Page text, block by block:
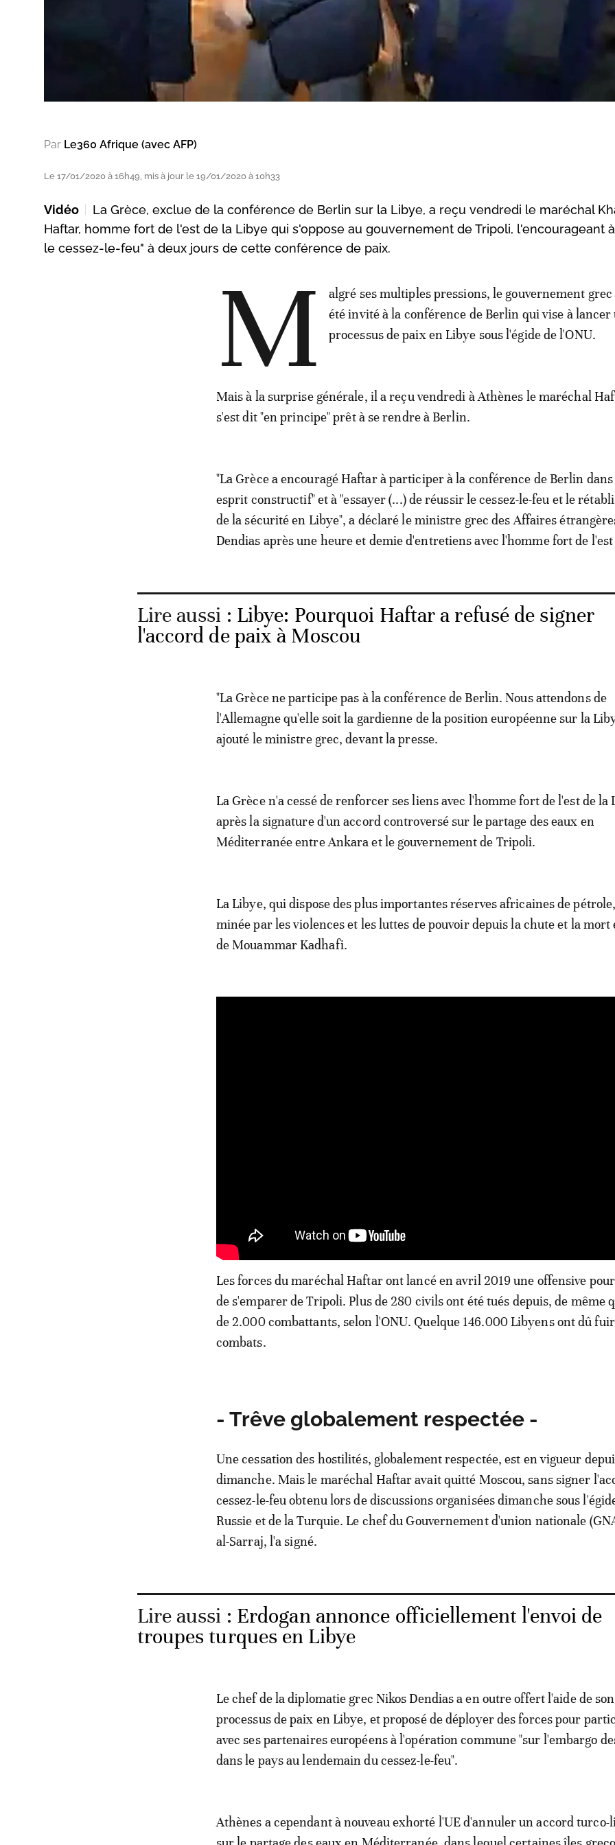
Par Le360 Afrique (avec AFP)
Le 17/01/2020 à 16h49, mis à jour le 19/01/2020 à 10h33
Vidéo
La Grèce, exclue de la conférence de Berlin sur la Libye, a reçu vendredi le maréchal
Haftar, homme fort de l'est de la Libye qui s'oppose au gouvernement de Tripoli, l'encourageant
le cessez-le-feu" à deux jours de cette conférence de paix.
M
algré ses multiples pressions, le gouvernement grec
été invité à la conférence de Berlin qui vise à lancer
processus de paix en Libye sous l'égide de l'ONU.
Mais à la surprise générale, il a reçu vendredi à Athènes le maréchal
s'est dit "en principe" prêt à se rendre à Berlin.
"La Grèce a encouragé Haftar à participer à la conférence de Berlin
esprit constructif" et à "essayer (...) de réussir le cessez-le-feu et le
de la sécurité en Libye", a déclaré le ministre grec des Affaires
Dendias après une heure et demie d'entretiens avec l'homme fort de
Lire aussi : Libye: Pourquoi Haftar a refusé de signer
l'accord de paix à Moscou
"La Grèce ne participe pas à la conférence de Berlin. Nous attendons de
l'Allemagne qu'elle soit la gardienne de la position européenne sur la
ajouté le ministre grec, devant la presse.
La Grèce n'a cessé de renforcer ses liens avec l'homme fort de l'est de la
après la signature d'un accord controversé sur le partage des eaux en
Méditerranée entre Ankara et le gouvernement de Tripoli.
La Libye, qui dispose des plus importantes réserves africaines de
minée par les violences et les luttes de pouvoir depuis la chute et la mort
de Mouammar Kadhafi.
Les forces du maréchal Haftar ont lancé en avril 2019 une offensive
de s'emparer de Tripoli. Plus de 280 civils ont été tués depuis, de même
de 2.000 combattants, selon l'ONU. Quelque 146.000 Libyens ont dû
combats.
- Trêve globalement respectée -
Une cessation des hostilités, globalement respectée, est en vigueur
dimanche. Mais le maréchal Haftar avait quitté Moscou, sans signer
cessez-le-feu obtenu lors de discussions organisées dimanche sous
Russie et de la Turquie. Le chef du Gouvernement d'union nationale
al-Sarraj, l'a signé.
Lire aussi : Erdogan annonce officiellement l'envoi de
troupes turques en Libye
Le chef de la diplomatie grec Nikos Dendias a en outre offert l'aide de
processus de paix en Libye, et proposé de déployer des forces pour
avec ses partenaires européens à l'opération commune "sur l'embargo
dans le pays au lendemain du cessez-le-feu".
Athènes a cependant à nouveau exhorté l'UE d'annuler un accord turco-